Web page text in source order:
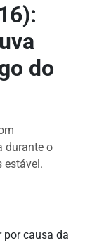
do
durante o
estável.
por causa da